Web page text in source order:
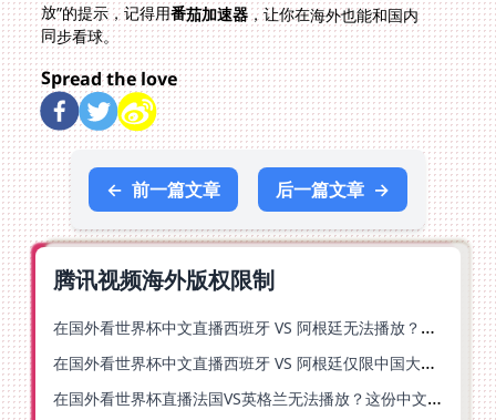
放”的提示，记得用番茄加速器，让你在海外也能和国内
同步看球。
Spread the love
← 前一篇文章 后一篇文章 →
腾讯视频海外版权限制
在国外看世界杯中文直播西班牙 VS 阿根廷无法播放？你的解药在这里
在国外看世界杯中文直播西班牙 VS 阿根廷仅限中国大陆？别急，终极解决方案在这里
在国外看世界杯直播法国VS英格兰无法播放？这份中文解说观赛指南帮你解决